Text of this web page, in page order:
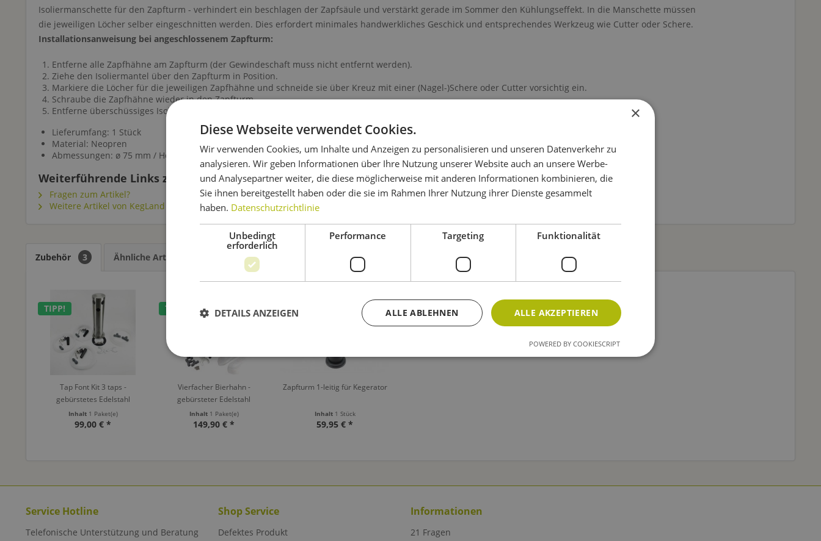
Isoliermanschette für den Zapfturm - verhindert ein beschlagen der Zapfsäule und verstärkt gerade im Sommer den Kühlungseffekt. In die Manschette müssen
die jeweiligen Löcher selber eingeschnitten werden. Dies erfordert minimales handwerkliches Geschick und entsprechendes Werkzeug wie Cutter oder Schere.
Installationsanweisung bei angeschlossenem Zapfturm:
Entferne alle Zapfhähne am Zapfturm (der Gewindeschaft muss nicht entfernt werden).
Ziehe den Isoliermantel über den Zapfturm in Position.
Markiere die Löcher für die jeweiligen Zapfhähne und schneide sie über Kreuz mit einer (Nagel-)Schere oder Cutter vorsichtig ein.
Schraube die Zapfhähne wieder in den Zapfturm.
Entferne überschüssiges Isoliermaterial.
Lieferumfang: 1 Stück
Material: Neopren
Abmessungen: ø 75 mm / Höhe 320 mm
Weiterführende Links zu "Isoliermantel für Kegerator Zapfturm"
Fragen zum Artikel?
Weitere Artikel von KegLand
Zubehör 3 Ähnliche Artikel Kunden kauften auch Kunden haben sich ebenfalls angesehen
TIPP!
Tap Font Kit 3 taps -
gebürstetes Edelstahl
Inhalt 1 Paket(e)
99,00 € *
TIPP!
Vierfacher Bierhahn -
gebürsteter Edelstahl
Inhalt 1 Paket(e)
149,90 € *
TIPP!
Zapfturm 1-leitig für Kegerator
Inhalt 1 Stück
59,95 € *
Service Hotline
Telefonische Unterstützung und Beratung
Shop Service
Defektes Produkt
Informationen
21 Fragen
×
Diese Webseite verwendet Cookies.
Wir verwenden Cookies, um Inhalte und Anzeigen zu personalisieren und unseren Datenverkehr zu
analysieren. Wir geben Informationen über Ihre Nutzung unserer Website auch an unsere Werbe-
und Analysepartner weiter, die diese möglicherweise mit anderen Informationen kombinieren, die
Sie ihnen bereitgestellt haben oder die sie im Rahmen Ihrer Nutzung ihrer Dienste gesammelt
haben. Datenschutzrichtlinie
Unbedingt
erforderlich
Performance Targeting Funktionalität
ALLE AKZEPTIEREN
ALLE ABLEHNEN
DETAILS ANZEIGEN
POWERED BY COOKIESCRIPT